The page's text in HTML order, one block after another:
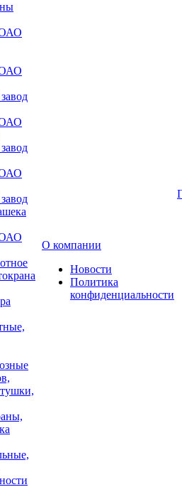
ОАО
ОАО
ОАО
ОАО
ОАО
О компании
Новости
Политика
конфиденциальности